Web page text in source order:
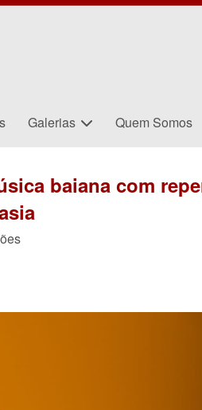
Galerias Quem Somos
baiana com